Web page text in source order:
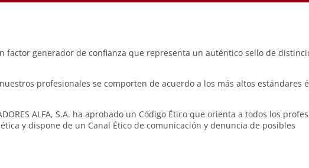
generador de confianza que representa un auténtico sello de
nuestros profesionales se comporten de acuerdo a los más altos estándares
ALFA, S.A. ha aprobado un Código Ético que orienta a todos los
y dispone de un Canal Ético de comunicación y denuncia de posibles